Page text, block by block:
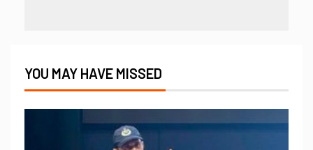
YOU MAY HAVE MISSED